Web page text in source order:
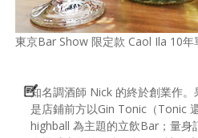
東京Bar Show 限定款 Caol Ila 10年
知名調酒師 Nick 的終於創業作
是店鋪前方以Gin Tonic（Tonic
highball 為主題的立飲Bar；量身